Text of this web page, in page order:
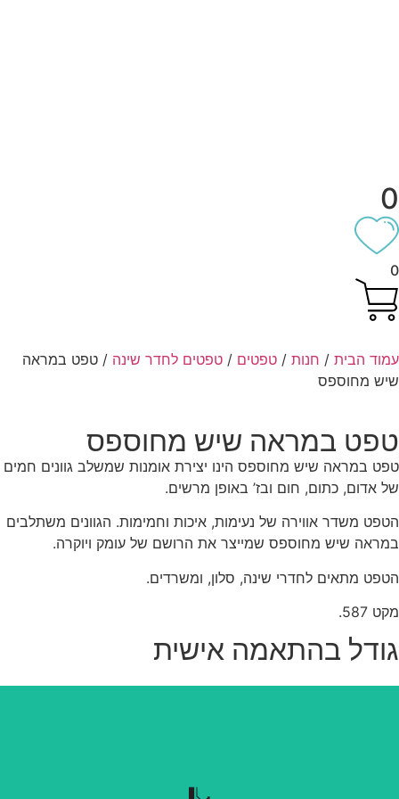
הבית/חנות/טפטים/טפטים לחדר שינה/ טפט במראה
מחוספס
במראה שיש מחוספס
במראה שיש מחוספס הינו יצירת אומנות שמשלב גוונים חמים
אדום, כתום, חום ובז’ באופן מרשים.
משדר אווירה של נעימות, איכות וחמימות. הגוונים משתלבים
שיש מחוספס שמייצר את הרושם של עומק ויוקרה.
מתאים לחדרי שינה, סלון, ומשרדים.
587.
בהתאמה אישית
נשלף בקלות